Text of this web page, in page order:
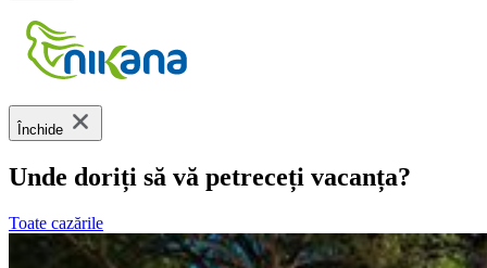
Închide
Unde doriți să vă petreceți vacanța?
Toate cazările